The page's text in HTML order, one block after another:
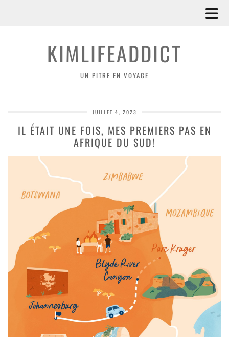
KIMLIFEADDICT
UN PITRE EN VOYAGE
JUILLET 4, 2023
IL ÉTAIT UNE FOIS, MES PREMIERS PAS EN
AFRIQUE DU SUD!